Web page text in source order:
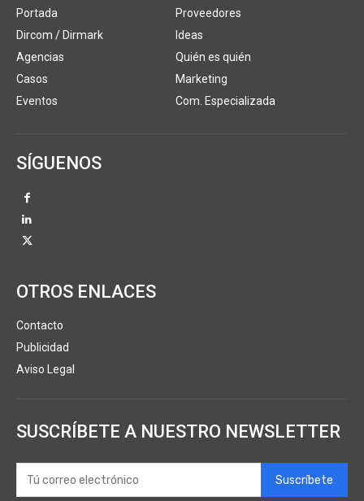
Portada
Dircom / Dirmark
Agencias
Casos
Eventos
Proveedores
Ideas
Quién es quién
Marketing
Com. Especializada
SÍGUENOS
OTROS ENLACES
Contacto
Publicidad
Aviso Legal
SUSCRÍBETE A NUESTRO NEWSLETTER
Suscríbete